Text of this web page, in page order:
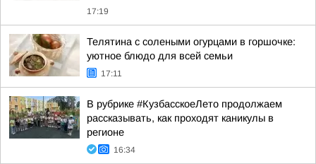
17:19
Телятина с солеными огурцами в горшочке:
уютное блюдо для всей семьи
17:11
В рубрике #КузбасскоеЛето продолжаем
рассказывать, как проходят каникулы в
регионе
16:34